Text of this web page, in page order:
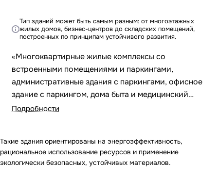
Тип зданий может быть самым разным: от многоэтажных
жилых домов, бизнес-центров до складских помещений,
построенных по принципам устойчивого развития.
«Многоквартирные жилые комплексы со
встроенными помещениями и паркингами,
административные здания с паркингами, офисное
здание с паркингом, дома быта и медицинский
центр, расположенные по адресу: г. Астана, район
Подробности
Такие здания ориентированы на энергоэффективность,
рациональное использование ресурсов и применение
экологически безопасных, устойчивых материалов.